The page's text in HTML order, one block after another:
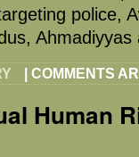
police,
COMMENTS
Human